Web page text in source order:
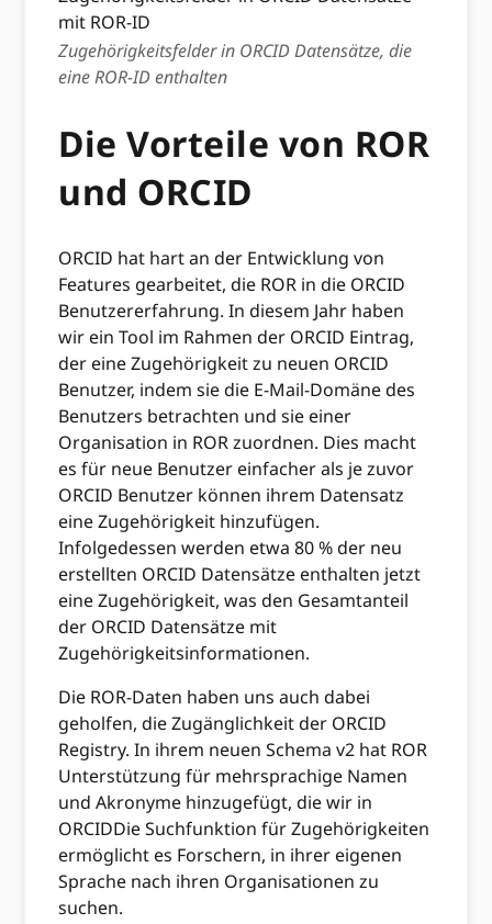
Zugehörigkeitsfelder in ORCID Datensätze, die
eine ROR-ID enthalten
Die Vorteile von ROR
und ORCID
ORCID hat hart an der Entwicklung von
Features gearbeitet, die ROR in die ORCID
Benutzererfahrung. In diesem Jahr haben
wir ein Tool im Rahmen der ORCID Eintrag,
der eine Zugehörigkeit zu neuen ORCID
Benutzer, indem sie die E-Mail-Domäne des
Benutzers betrachten und sie einer
Organisation in ROR zuordnen. Dies macht
es für neue Benutzer einfacher als je zuvor
ORCID Benutzer können ihrem Datensatz
eine Zugehörigkeit hinzufügen.
Infolgedessen werden etwa 80 % der neu
erstellten ORCID Datensätze enthalten jetzt
eine Zugehörigkeit, was den Gesamtanteil
der ORCID Datensätze mit
Zugehörigkeitsinformationen.
Die ROR-Daten haben uns auch dabei
geholfen, die Zugänglichkeit der ORCID
Registry. In ihrem neuen Schema v2 hat ROR
Unterstützung für mehrsprachige Namen
und Akronyme hinzugefügt, die wir in
ORCIDDie Suchfunktion für Zugehörigkeiten
ermöglicht es Forschern, in ihrer eigenen
Sprache nach ihren Organisationen zu
suchen.